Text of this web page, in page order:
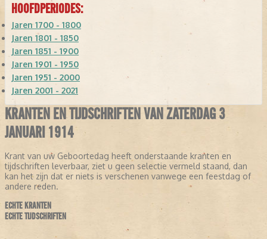
HOOFDPERIODES:
Jaren 1700 - 1800
Jaren 1801 - 1850
Jaren 1851 - 1900
Jaren 1901 - 1950
Jaren 1951 - 2000
Jaren 2001 - 2021
KRANTEN EN TIJDSCHRIFTEN VAN ZATERDAG 3
JANUARI 1914
Krant van uw Geboortedag heeft onderstaande kranten en
tijdschriften leverbaar, ziet u geen selectie vermeld staand, dan
kan het zijn dat er niets is verschenen vanwege een feestdag of
andere reden.
ECHTE KRANTEN
ECHTE TIJDSCHRIFTEN